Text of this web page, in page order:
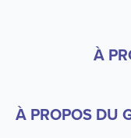
À
À PROPOS DU